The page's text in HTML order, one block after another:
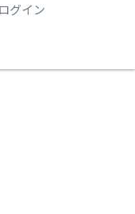
ログイン